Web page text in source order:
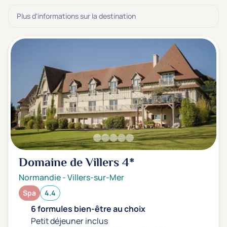
Note de nos clients
D'après notre partenaire Avis-Vérifiés
Excellent: 4+
(117)
Très bien: 3.5+
(126)
Envie de
Bord de mer
(37)
Ville
Montagne
Campagne
Plus d'informations sur la destination
Domaine de Villers4*
Normandie-Villers-sur-Mer
Spa 4.4
6 formules bien-être au choix
Petit déjeuner inclus